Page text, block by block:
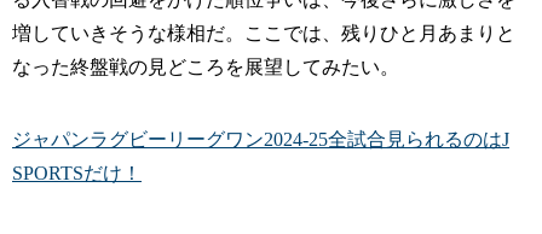
増していきそうな様相だ。ここでは、残りひと月あまりと
なった終盤戦の見どころを展望してみたい。
ジャパンラグビーリーグワン2024‐25全試合見られるのはJ
SPORTSだけ！